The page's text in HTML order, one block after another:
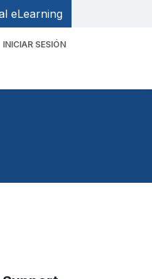
eLearning
INICIAR SESIÓN